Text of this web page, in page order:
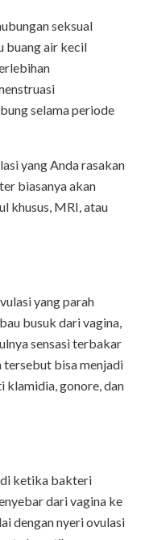
seksual
buang air kecil
selama periode
yang Anda rasakan
biasanya akan
khusus, MRI, atau
yang parah
busuk dari vagina,
sensasi terbakar
tersebut bisa menjadi
klamidia, gonore, dan
ketika bakteri
dari vagina ke
dengan nyeri ovulasi